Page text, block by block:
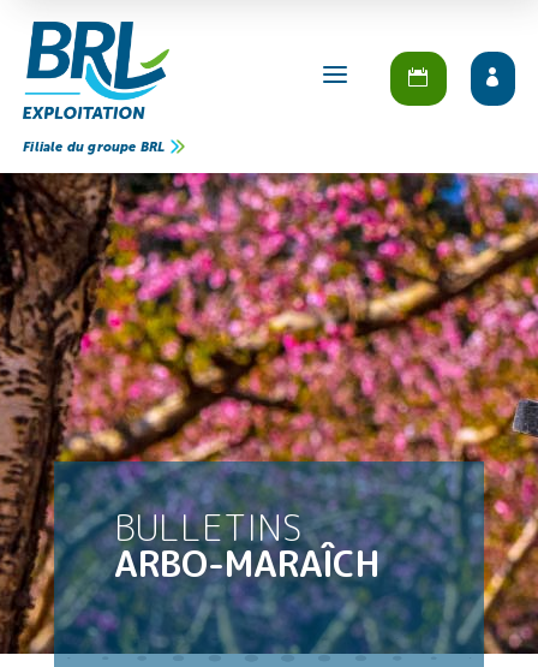
a
Filiale du groupe BRL
BULLETINS
ARBO-MARAÎCH